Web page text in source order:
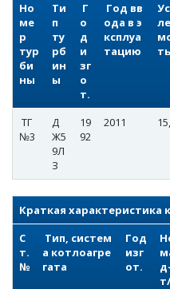
Но
ме
р
тур
би
ны
Ти
п
ту
рб
ин
ы
Г
о
д
и
зг
о
т.
Год вв
ода в э
ксплуа
тацию
ТГ
№3
Д
Ж5
9Л
З
19
92
2011
Краткая характеристика
С
т.
№
Тип, систем
а котлоагре
гата
Год
изг
от.